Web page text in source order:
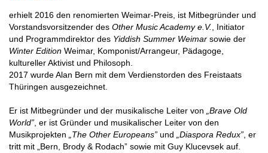
erhielt 2016 den renomierten Weimar-Preis, ist Mitbegründer und
Vorstandsvorsitzender des Other Music Academy e.V. , Initiator
und Programmdirektor des Yiddish Summer Weimarsowie der
Winter EditionWeimar, Komponist/Arrangeur, Pädagoge,
kultureller Aktivist und Philosoph.
2017 wurde Alan Bern mit dem Verdienstorden des Freistaats
Thüringen ausgezeichnet.
Er ist Mitbegründer und der musikalische Leiter von
„Brave Old
World”, er ist Gründer und musikalischer Leiter von den
Musikprojekten „The Other Europeans”und „Diaspora Redux”, er
tritt mit „Bern, Brody & Rodach” sowie mit Guy Klucevsek auf.